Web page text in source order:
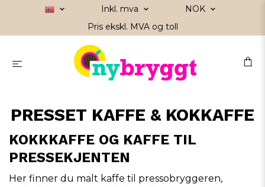
Inkl. mva
NOK
Pris ekskl. MVA og toll
PRESSET KAFFE & KOKKAFFE
KOKKKAFFE OG KAFFE TIL
PRESSEKJENTEN
Her finner du malt kaffe til pressobryggeren,